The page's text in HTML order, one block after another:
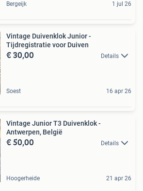
Bergeijk 1 jul 26
Vintage Duivenklok Junior -
Tijdregistratie voor Duiven
€ 30,00 Details
Soest 16 apr 26
Vintage Junior T3 Duivenklok -
Antwerpen, België
€ 50,00 Details
Hoogerheide 21 apr 26